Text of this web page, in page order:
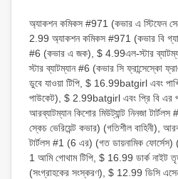
অ্যাকশন কমিকস #971 (কভার এ স্টিফেন
2.99 অ্যাকশন কমিকস #971 (কভার বি
#6 (কভার এ জক), $ 4.99এল-স্টার
স্টার ব্যাটম্যান #6 (কভার সি ফ্রান্সেস্কো
ডুবে যাওয়া টিপি, $ 16.99batgirl এবং
পাউকেট), $ 2.99batgirl এবং প্রি বি এর
আরব্যাটম্যান কিশোর মিউট্যান্ট নিনজা
স্কেচ ভেরিয়েন্ট কভার) (গতিশীল বাহিনী),
টার্টলস #1 (6 এর) (গত ডায়নামিক
1 আমি গোথাম টিপি, $ 16.99 ডার্ক নাইট
(সংগ্রাহকের সংস্করণ), $ 12.99 ডিসি